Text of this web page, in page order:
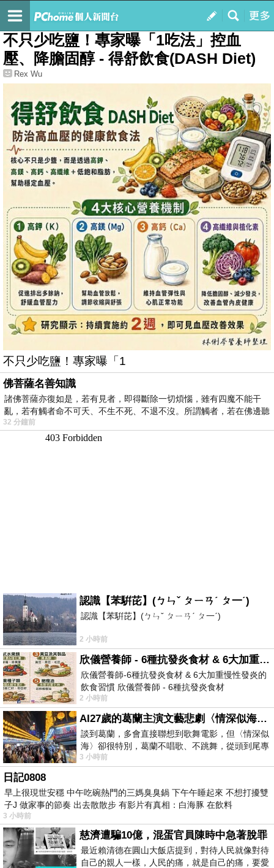
我的
最新文章
不只少吃鹽！專家曝「1吃法」控血
壓、降膽固醇 - 得舒飲食(DASH Diet)
Rex Wu
不只少吃鹽！專家曝「1
佛菩薩名善知識
諸佛菩薩亦復如是，若有見者，即得斷除一切煩惱，雖有四魔不能干
亂，若有觸者命不可夭、不生不死、不退不沒。所謂觸者，若在佛邊聽
受
32 分鐘前
認識【苯騈芘】(ㄅㄣˇ ㄆㄧㄢˊ ㄆ一ˊ)
認識【苯騈芘】(ㄅㄣˇ ㄆㄧㄢˊ ㄆ一ˊ)
2 小時前
欣儀營養師 - 6種抗發炎食材 & 6大加重慢性發炎的飲食習慣
欣儀營養師-6種抗發炎食材 & 6大加重慢性發炎的
飲食習慣 欣儀營養師 - 6種抗發炎食材
https://www.facebook.com/photo/?fbid=147
2 小時前
AI27歲的葛蘭主演文藝悲劇〈情深似海〉 #戀上老電影 #葛蘭 #粟子
談到葛蘭，多會直接聯想到歌舞電影，但〈情深似
海〉卻很特別，葛蘭不唱歌、不跳舞，從頭到尾專
心演戲。拍攝期間，經常工作超過12個鐘
3 小時前
日記0808
早上很現世安穩 中午吃碗熱門的三媽臭臭鍋 下午午睡起來 不想打擾雙
子J 做家事的節奏 出去散散步 有影片有真相：白海豚 在飲料
3 小時前
慈濟遭騙10億，混蛋官員陳時中急著脫罪
最近賴清德在圓山大飯店提到，對待人民就像對待
自己的親人一樣，人民的痛，就是自己的痛，要愛